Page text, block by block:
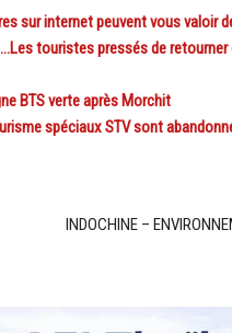
sur internet peuvent vous valoir
touristes pressés de
BTS verte après Morchit
spéciaux STV sont
INDOCHINE –